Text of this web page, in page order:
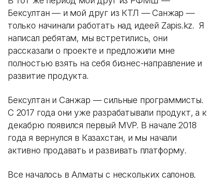
Бексултан — и мой друг из КТЛ — Санжар —
только начинали работать над идеей Zapis.kz. Я
написал ребятам, мы встретились, они
рассказали о проекте и предложили мне
полностью взять на себя бизнес-направление и
развитие продукта.
Бексултан и Санжар — сильные программисты.
С 2017 года они уже разрабатывали продукт, а к
декабрю появился первый MVP. В начале 2018
года я вернулся в Казахстан, и мы начали
активно продавать и развивать платформу.
Все началось в Алматы с нескольких салонов.